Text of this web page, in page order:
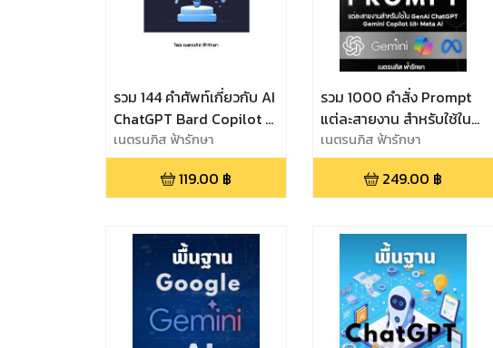
รวม 144 คำศัพท์เกี่ยวกับ AI
ChatGPT Bard Copilot ที่
ผู้ใช้งาน AI ต้องรู้
เนตรนภิส ฟ้ารักษา
119.00 ฿
รวม 1000 คำสั่ง Prompt
แต่ละสายงาน สำหรับใช้ใน
GenAI, ChatGPT, Google
Gemini, Copilot, Meta AI
รวมถึง AI อื่นๆ
เนตรนภิส ฟ้ารักษา
249.00 ฿